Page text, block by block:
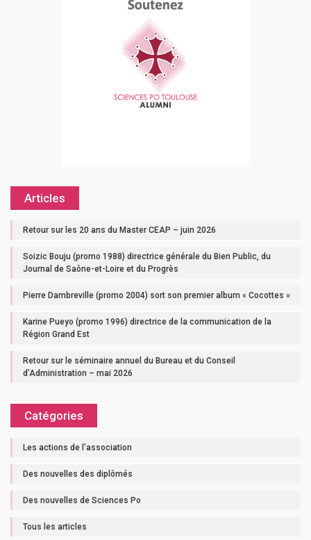
Articles
Retour sur les 20 ans du Master CEAP – juin 2026
Soizic Bouju (promo 1988) directrice générale du Bien Public, du
Journal de Saône-et-Loire et du Progrès
Pierre Dambreville (promo 2004) sort son premier album « Cocottes »
Karine Pueyo (promo 1996) directrice de la communication de la
Région Grand Est
Retour sur le séminaire annuel du Bureau et du Conseil
d’Administration – mai 2026
Catégories
Les actions de l'association
Des nouvelles des diplômés
Des nouvelles de Sciences Po
Tous les articles